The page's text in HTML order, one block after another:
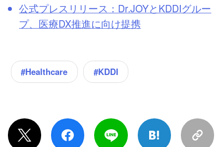
公式プレスリリース：Dr.JOYとKDDIグルー
プ、医療DX推進に向け提携
#Healthcare #KDDI